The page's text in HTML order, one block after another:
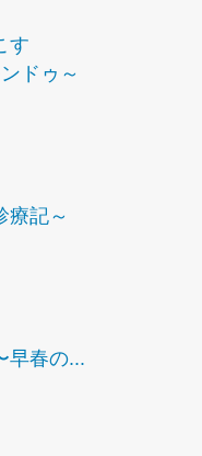
す
ドゥ～
療記～
早春の...